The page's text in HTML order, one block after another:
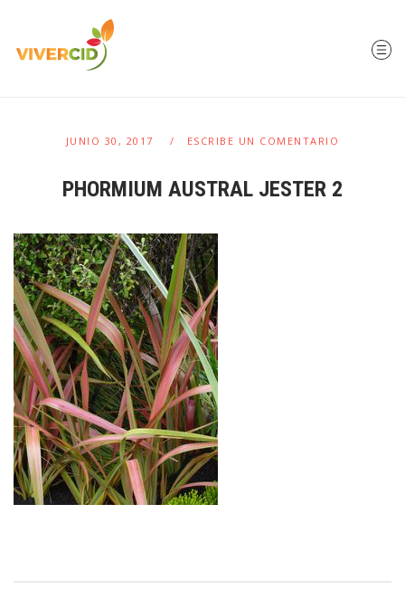
JUNIO 30, 2017 ESCRIBE UN COMENTARIO
PHORMIUM AUSTRAL JESTER 2